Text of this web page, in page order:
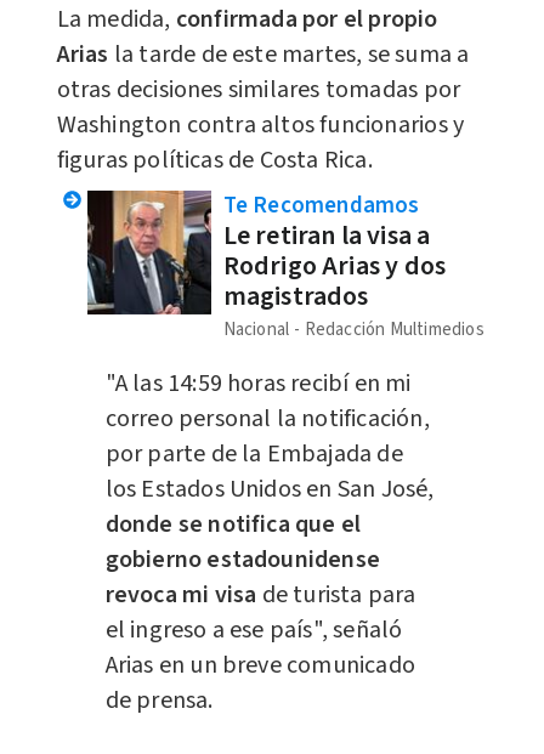
La medida, confirmada por el propio
Arias la tarde de este martes, se suma a
otras decisiones similares tomadas por
Washington contra altos funcionarios y
figuras políticas de Costa Rica.
Te Recomendamos
Le retiran la visa a
Rodrigo Arias y dos
magistrados
Nacional Redacción Multimedios
"A las 14:59 horas recibí en mi
correo personal la notificación,
por parte de la Embajada de
los Estados Unidos en San José,
donde se notifica que el
gobierno estadounidense
revoca mi visa de turista para
el ingreso a ese país", señaló
Arias en un breve comunicado
de prensa.